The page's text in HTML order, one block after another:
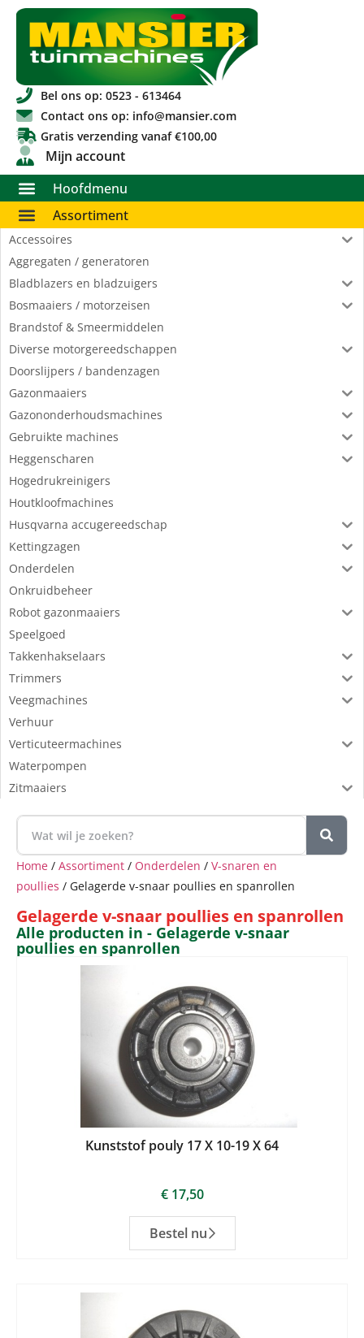
Bel ons op: 0523 - 613464
Contact ons op: info@mansier.com
Gratis verzending vanaf €100,00
Mijn account
Hoofdmenu
Assortiment
Accessoires
Aggregaten / generatoren
Bladblazers en bladzuigers
Bosmaaiers / motorzeisen
Brandstof & Smeermiddelen
Diverse motorgereedschappen
Doorslijpers / bandenzagen
Gazonmaaiers
Gazononderhoudsmachines
Gebruikte machines
Heggenscharen
Hogedrukreinigers
Houtkloofmachines
Husqvarna accugereedschap
Kettingzagen
Onderdelen
Onkruidbeheer
Robot gazonmaaiers
Speelgoed
Takkenhakselaars
Trimmers
Veegmachines
Verhuur
Verticuteermachines
Waterpompen
Zitmaaiers
Home / Assortiment / Onderdelen / V-snaren en
poullies / Gelagerde v-snaar poullies en spanrollen
Gelagerde v-snaar poullies en spanrollen
Alle producten in - Gelagerde v-snaar
poullies en spanrollen
Kunststof pouly 17 X 10-19 X 64
€17,50
Bestel nu